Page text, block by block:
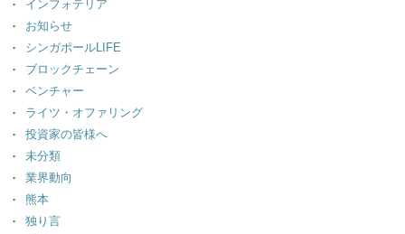
インフォテリア
お知らせ
シンガポールLIFE
ブロックチェーン
ベンチャー
ライツ・オファリング
投資家の皆様へ
未分類
業界動向
熊本
独り言